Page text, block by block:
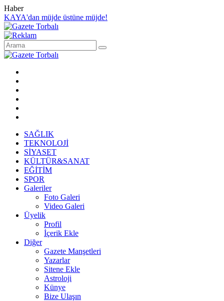
Haber
KAYA'dan müjde üstüne müjde!
SAĞLIK
TEKNOLOJİ
SİYASET
KÜLTÜR&SANAT
EĞİTİM
SPOR
Galeriler
Foto Galeri
Video Galeri
Üyelik
Profil
İçerik Ekle
Diğer
Gazete Manşetleri
Yazarlar
Sitene Ekle
Astroloji
Künye
Bize Ulaşın